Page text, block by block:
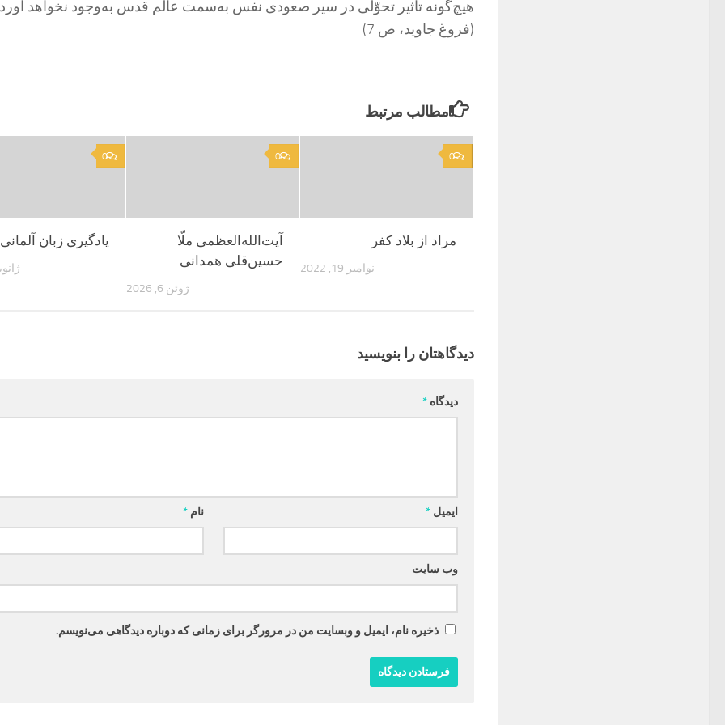
هیچ‌گونه تأثیر تحوّلی در سیر صعودی نفس به‌سمت عالم قدس به‌وجود نخواهد
(فروغ جاوید، ص 7)
مطالب مرتبط
0
یادگیری زبان آلمانی
ژانویه 3,
0
آیت‌الله‌العظمی ملّا
حسین‌قلی همدانی
ژوئن 6, 2026
0
مراد از بلاد كفر
نوامبر 19, 2022
دیدگاهتان را بنویسید
دیدگاه *
نام* ایمیل *
وب‌ سایت
ذخیره نام، ایمیل و وبسایت من در مرورگر برای زمانی که دوباره دیدگاهی می‌نویسم.